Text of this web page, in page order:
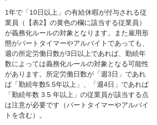
1年で「10日以上」の有給休暇が付与される従
業員（【表2】の黄色の欄に該当する従業員）
が義務化ルールの対象となります。また雇用形
態がパートタイマーやアルバイトであっても、
週の所定労働日数が3日以上であれば、勤続年
数によっては義務化ルールの対象となる可能性
があります。所定労働日数が「週3日」であれ
ば「勤続年数5.5年以上」、「週4日」であれば
「勤続年数 3.5 年以上」の従業員が該当する点
は注意が必要です（パートタイマーやアルバイ
トを含む）。